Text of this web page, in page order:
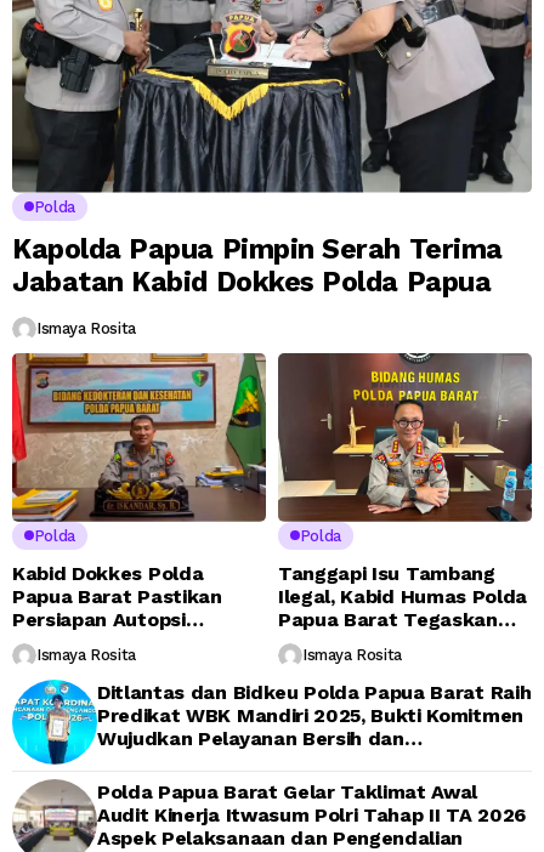
Polda
Kapolda Papua Pimpin Serah Terima
Jabatan Kabid Dokkes Polda Papua
Ismaya Rosita
Polda
Kabid Dokkes Polda
Papua Barat Pastikan
Persiapan Autopsi
Jenazah Presenter TVRI
Papua Barat Yanto
Idorway Telah Matang,
Pelaksanaan Dijadwalkan
Kamis
Ismaya Rosita
Polda
Tanggapi Isu Tambang
Ilegal, Kabid Humas Polda
Papua Barat Tegaskan
Tidak ada Toleransi bagi
Oknum Anggota
Ismaya Rosita
Ditlantas dan Bidkeu Polda Papua Barat Raih
Predikat WBK Mandiri 2025, Bukti Komitmen
Wujudkan Pelayanan Bersih dan
Polda Papua Barat Gelar Taklimat Awal
Audit Kinerja Itwasum Polri Tahap II TA 2026
Aspek Pelaksanaan dan Pengendalian